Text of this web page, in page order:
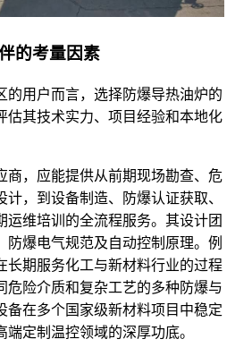
的考量因素
的用户而言，选择防爆导热油炉的
估其技术实力、项目经验和本地化
商，应能提供从前期现场勘查、危
，到设备制造、防爆认证获取、
运维培训的全流程服务。其设计团
防爆电气规范及自动控制原理。例
长期服务化工与新材料行业的过程
危险介质和复杂工艺的多种防爆与
备在多个国家级新材料项目中稳定
定制温控领域的深厚功底。